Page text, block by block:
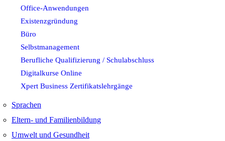
Office-Anwendungen
Existenzgründung
Büro
Selbstmanagement
Berufliche Qualifizierung / Schulabschluss
Digitalkurse Online
Xpert Business Zertifikatslehrgänge
Sprachen
Eltern- und Familienbildung
Umwelt und Gesundheit